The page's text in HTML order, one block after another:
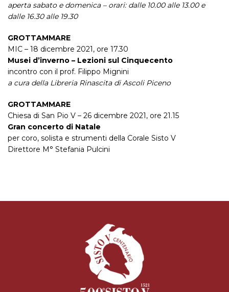
aperta sabato e domenica – orari: dalle 10.00 alle 13.00 e
dalle 16.30 alle 19.30
GROTTAMMARE
MIC – 18 dicembre 2021, ore 17.30
Musei d’inverno – Lezioni sul Cinquecento
incontro con il prof. Filippo Mignini
a cura della Libreria Rinascita di Ascoli Piceno
GROTTAMMARE
Chiesa di San Pio V – 26 dicembre 2021, ore 21.15
Gran concerto di Natale
per coro, solista e strumenti della Corale Sisto V
Direttore M° Stefania Pulcini